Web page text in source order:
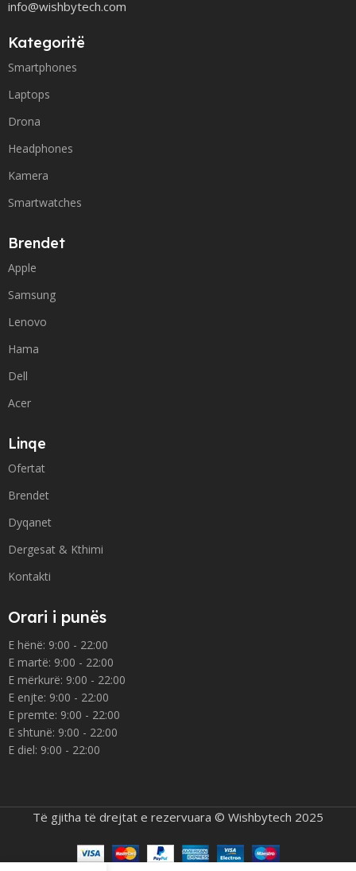
info@wishbytech.com
Kategoritë
Smartphones
Laptops
Drona
Headphones
Kamera
Smartwatches
Brendet
Apple
Samsung
Lenovo
Hama
Dell
Acer
Linqe
Ofertat
Brendet
Dyqanet
Dergesat & Kthimi
Kontakti
Orari i punës
E hënë: 9:00 - 22:00
E martë: 9:00 - 22:00
E mërkurë: 9:00 - 22:00
E enjte: 9:00 - 22:00
E premte: 9:00 - 22:00
E shtunë: 9:00 - 22:00
E diel: 9:00 - 22:00
Të gjitha të drejtat e rezervuara © Wishbytech 2025